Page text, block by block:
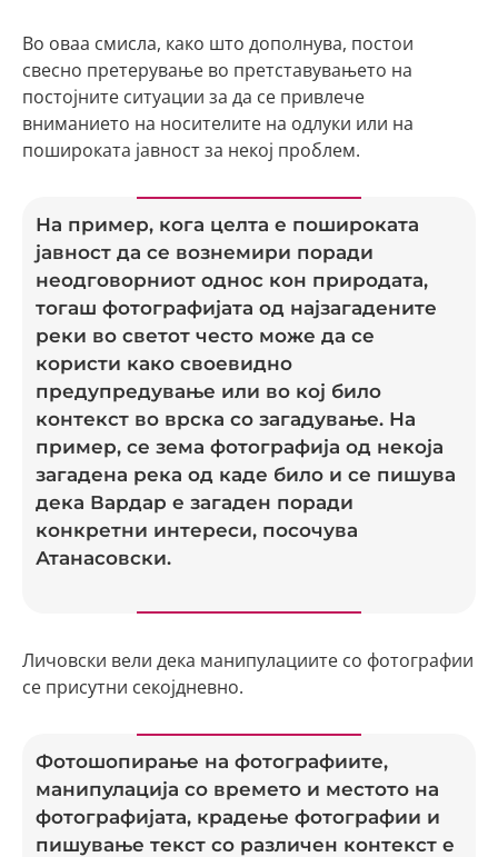
Во оваа смисла, како што дополнува, постои
свесно претерување во претставувањето на
постојните ситуации за да се привлече
вниманието на носителите на одлуки или на
пошироката јавност за некој проблем.
На пример, кога целта е пошироката
јавност да се вознемири поради
неодговорниот однос кон природата,
тогаш фотографијата од најзагадените
реки во светот често може да се
користи како своевидно
предупредување или во кој било
контекст во врска со загадување. На
пример, се зема фотографија од некоја
загадена река од каде било и се пишува
дека Вардар е загаден поради
конкретни интереси, посочува
Атанасовски.
Личовски вели дека манипулациите со фотографии
се присутни секојдневно.
Фотошопирање на фотографиите,
манипулација со времето и местото на
фотографијата, крадење фотографии и
пишување текст со различен контекст е